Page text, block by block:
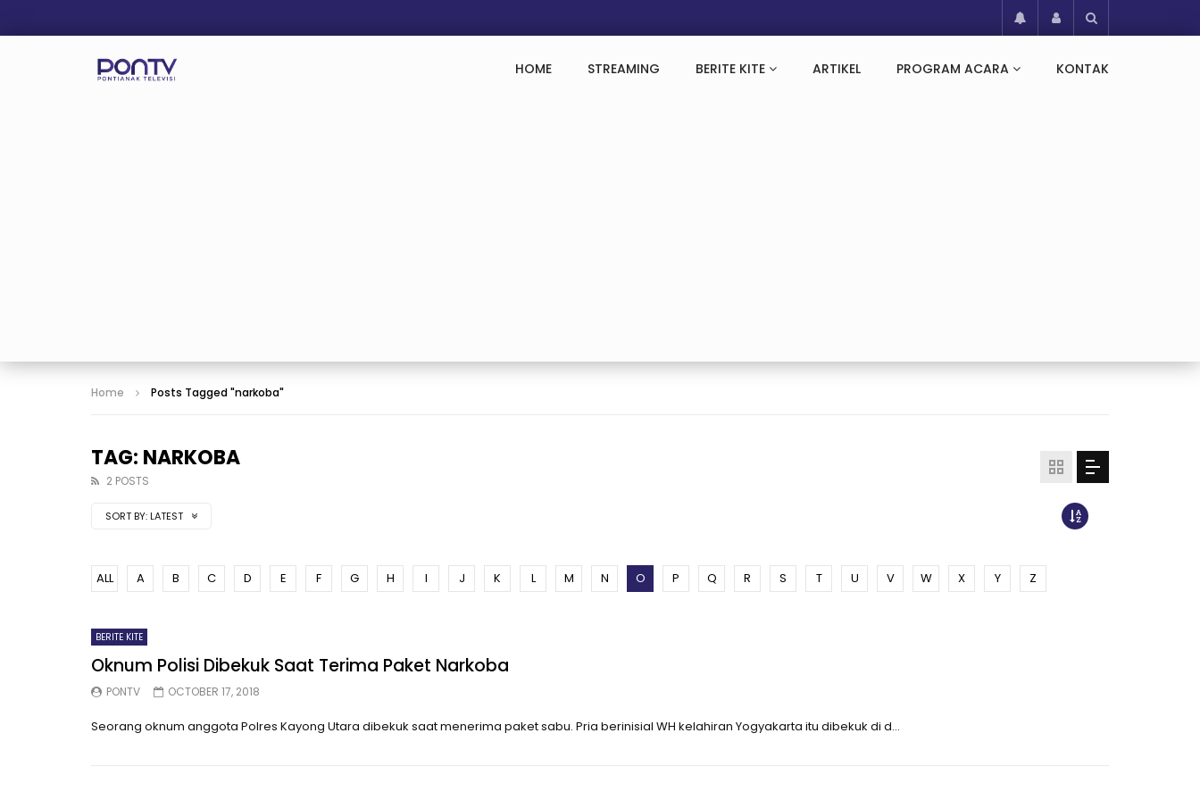
HOME STREAMING BERITE KITE ARTIKEL PROGRAM ACARA KONTAK
Home Posts Tagged "narkoba"
TAG: NARKOBA
2 POSTS
SORT BY: LATEST
ALL A B C D E F G H I J K L M N O P Q R S T U V W X Y Z
BERITE KITE
Oknum Polisi Dibekuk Saat Terima Paket Narkoba
PONTV OCTOBER 17, 2018
Seorang oknum anggota Polres Kayong Utara dibekuk saat menerima paket sabu. Pria berinisial WH kelahiran Yogyakarta itu dibekuk di d...